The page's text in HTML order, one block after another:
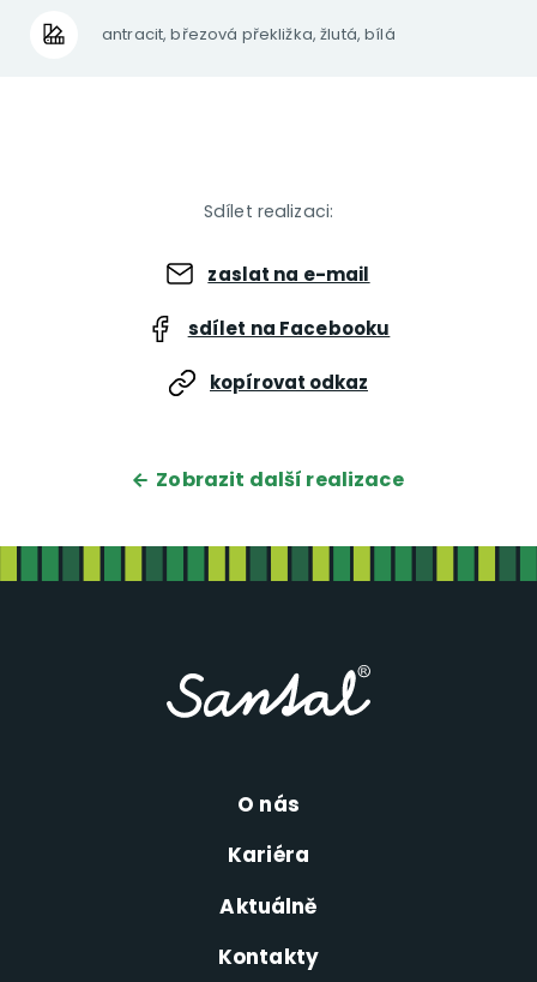
antracit, březová překližka, žlutá, bílá
Sdílet realizaci:
zaslat na e-mail
sdílet na Facebooku
kopírovat odkaz
Zobrazit další realizace
O nás
Kariéra
Aktuálně
Kontakty